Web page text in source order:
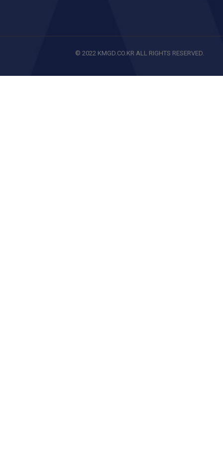
© 2022 KMGD.CO.KR ALL RIGHTS RESERVED.